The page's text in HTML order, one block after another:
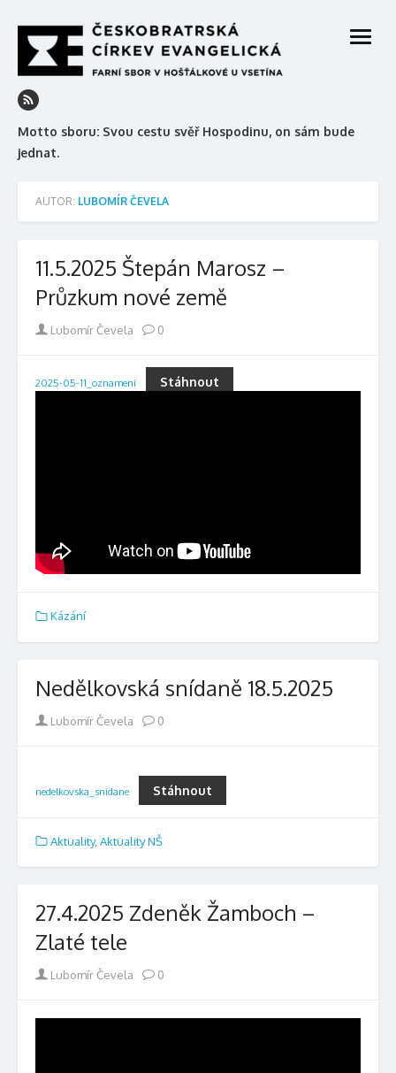
to
content
Motto sboru: Svou cestu svěř Hospodinu, on sám bude
jednat.
open
AUTOR: LUBOMÍR ČEVELA
11.5.2025 Štepán Marosz –
Průzkum nové země
Author
Lubomír Čevela 0
2025-05-11_oznameni Stáhnout
Kázání
Nedělkovská snídaně 18.5.2025
Author
Lubomír Čevela 0
nedelkovska_snidane Stáhnout
Aktuality, Aktuality NŠ
27.4.2025 Zdeněk Žamboch –
Zlaté tele
Author
Lubomír Čevela 0